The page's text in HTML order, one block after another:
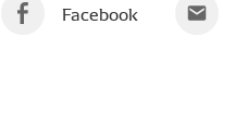
Facebook